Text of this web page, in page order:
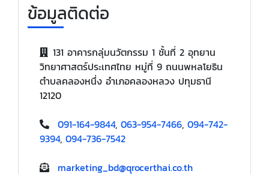
ข้อมูลติดต่อ
131 อาคารกลุ่มนวัตกรรม 1 ชั้นที่ 2 อุทยาน
วิทยาศาสตร์ประเทศไทย หมู่ที่ 9 ถนนพหลโยธิน
ตำบลคลองหนึ่ง อำเภอคลองหลวง ปทุมธานี
12120
091-164-9844, 063-954-7466, 094-742-
9394, 094-736-7542
marketing_bd@qrocerthai.co.th